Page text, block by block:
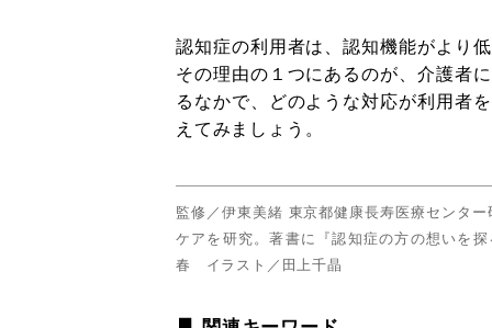
認知症の利用者は、認知機能がより
その理由の１つにあるのが、介護者
るなかで、どのような対応が利用者
えてみましょう。
監修／伊東美緒 東京都健康長寿医療センタ
ケアを研究。著書に『認知症の方の想いを
春 イラスト／田上千晶